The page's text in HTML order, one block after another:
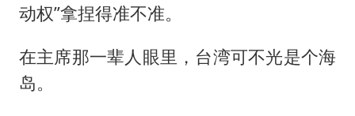
动权”拿捏得准不准。
在主席那一辈人眼里，台湾可不光是个海
岛。